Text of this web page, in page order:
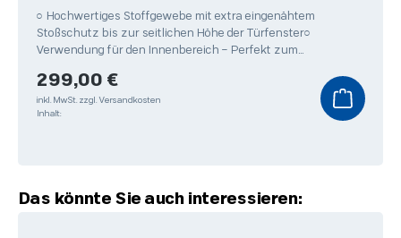
○ Hochwertiges Stoffgewebe mit extra eingenähtem
Stoßschutz bis zur seitlichen Höhe der Türfenster○
Verwendung für den Innenbereich – Perfekt zum
Regulärer Preis:
299,00 €
inkl. MwSt. zzgl. Versandkosten
Inhalt:
Produktgalerie überspringen
Das könnte Sie auch interessieren: